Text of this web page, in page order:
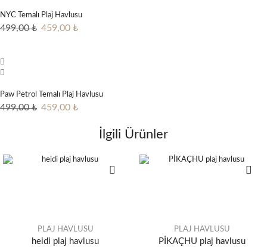
NYC Temalı Plaj Havlusu
499,00₺ Orijinal
459,00 ₺Şu
Paw Petrol Temalı Plaj Havlusu
499,00₺ Orijinal
459,00 ₺Şu
İlgili Ürünler
PLAJ HAVLUSU
heidi plaj havlusu
PLAJ HAVLUSU
PİKAÇHU plaj havlusu